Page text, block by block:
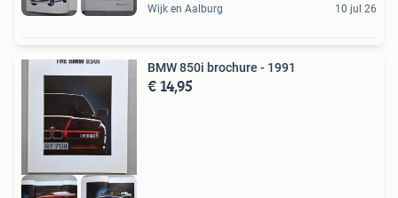
Wijk en Aalburg 10 jul 26
BMW 850i brochure - 1991
€ 14,95